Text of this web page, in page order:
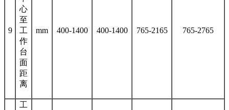
9
心
至
工
作
台
面
距
离
mm 400-1400 400-1400 765-2165 765-2765
工